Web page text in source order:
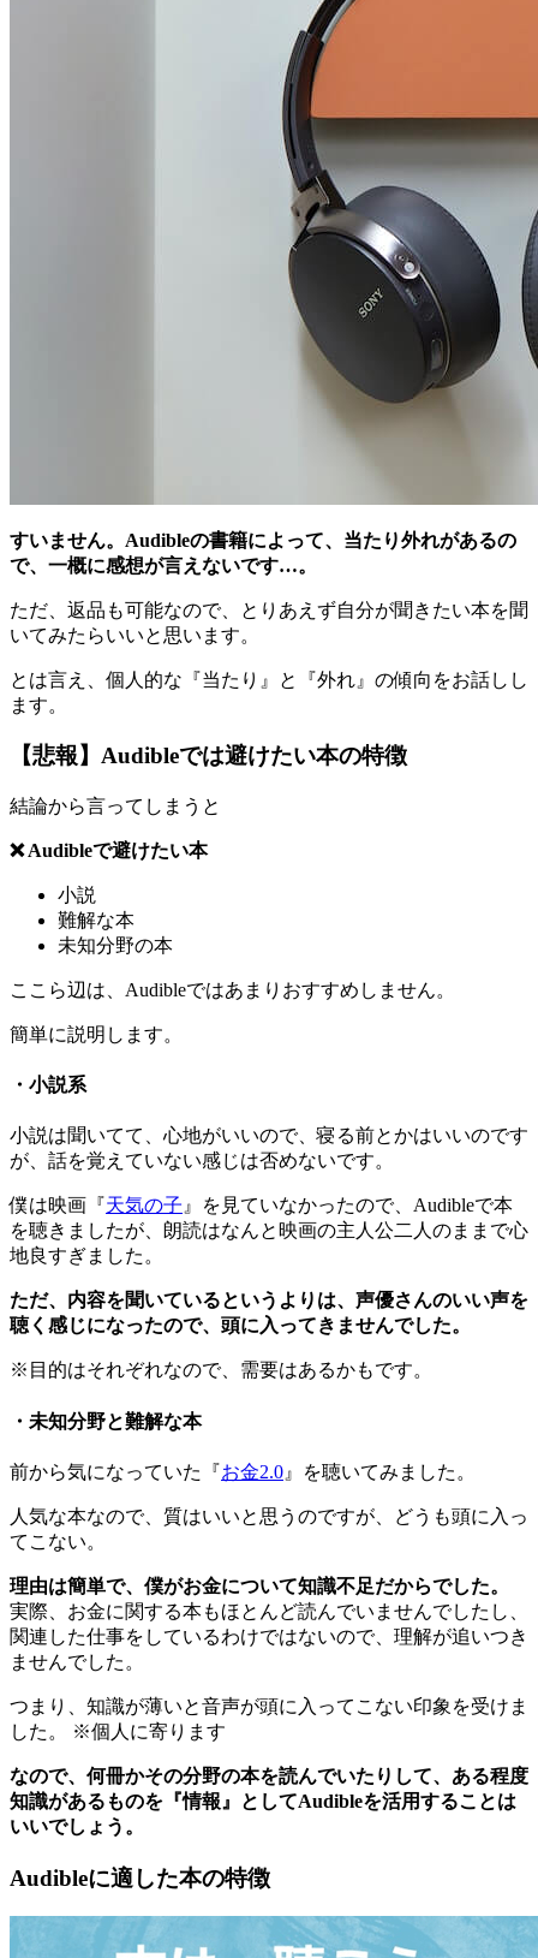
すいません。Audibleの書籍によって、当たり外れがあるの
で、一概に感想が言えないです…。
ただ、返品も可能なので、とりあえず自分が聞きたい本を聞
いてみたらいいと思います。
とは言え、個人的な『当たり』と『外れ』の傾向をお話しし
ます。
【悲報】Audibleでは避けたい本の特徴
結論から言ってしまうと
❌ Audibleで避けたい本
小説
難解な本
未知分野の本
ここら辺は、Audibleではあまりおすすめしません。
簡単に説明します。
・小説系
小説は聞いてて、心地がいいので、寝る前とかはいいのです
が、話を覚えていない感じは否めないです。
僕は映画『 天気の子』を見ていなかったので、Audibleで本
を聴きましたが、朗読はなんと映画の主人公二人のままで心
地良すぎました。
ただ、内容を聞いているというよりは、声優さんのいい声を
聴く感じになったので、頭に入ってきませんでした。
※目的はそれぞれなので、需要はあるかもです。
・未知分野と難解な本
前から気になっていた『お金2.0 』を聴いてみました。
人気な本なので、質はいいと思うのですが、どうも頭に入っ
てこない。
理由は簡単で、僕がお金について知識不足だからでした。
実際、お金に関する本もほとんど読んでいませんでしたし、
関連した仕事をしているわけではないので、理解が追いつき
ませんでした。
つまり、知識が薄いと音声が頭に入ってこない印象を受けま
した。 ※個人に寄ります
なので、何冊かその分野の本を読んでいたりして、ある程度
知識があるものを『情報』としてAudibleを活用することは
いいでしょう。
Audibleに適した本の特徴